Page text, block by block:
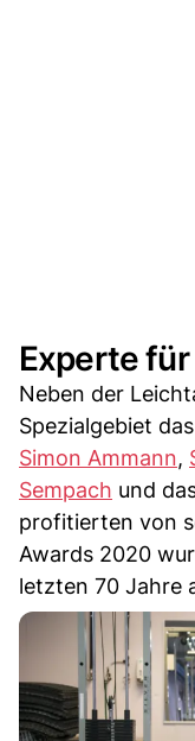
Experte
Neben der
Spezialgebiet das
Simon Ammann,
Sempach und
profitierten von
Awards 2020
letzten 70 Jahre